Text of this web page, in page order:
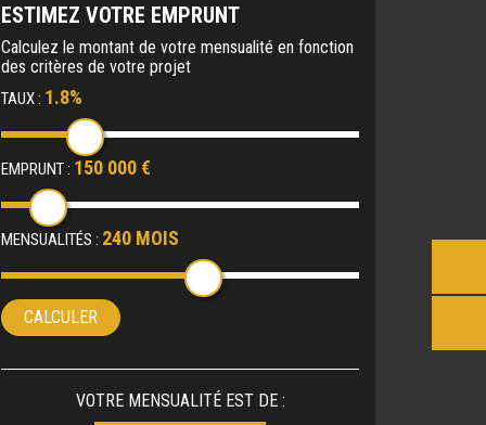
ESTIMEZ VOTRE EMPRUNT
Calculez le montant de votre mensualité en fonction
des critères de votre projet
TAUX : 1.8%
EMPRUNT : 150 000 €
MENSUALITÉS : 240 MOIS
CALCULER
VOTRE MENSUALITÉ EST DE :